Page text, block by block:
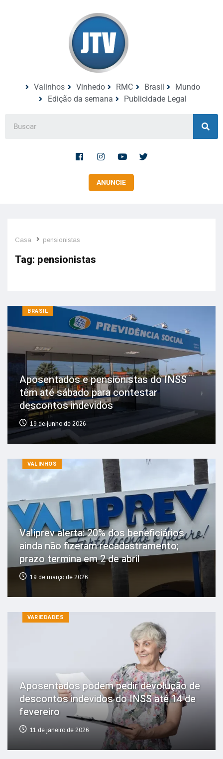
Valinhos Vinhedo RMC Brasil
Mundo
Edição da semana
Publicidade Legal
ANUNCIE
Casa pensionistas
Tag: pensionistas
BRASIL
Aposentados e pensionistas do INSS
têm até sábado para contestar
descontos indevidos
19 de junho de 2026
VALINHOS
Valiprev alerta: 20% dos beneficiários
ainda não fizeram recadastramento;
prazo termina em 2 de abril
19 de março de 2026
VARIEDADES
Aposentados podem pedir devolução de
descontos indevidos do INSS até 14 de
fevereiro
11 de janeiro de 2026